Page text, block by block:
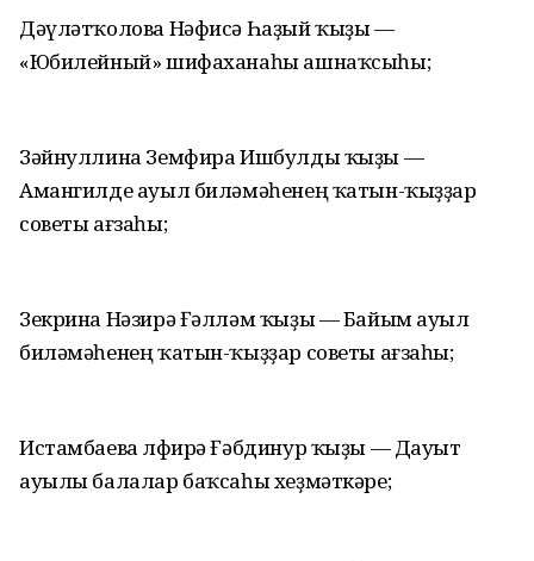
Дәүләтҡолова Нәфисә Һаҙый ҡыҙы —
«Юбилейный» шифаханаһы ашнаҡсыһы;
Зәйнуллина Земфира Ишбулды ҡыҙы —
Амангилде ауыл биләмәһенең ҡатын-ҡыҙҙар
советы ағзаһы;
Зекрина Нәзирә Ғәлләм ҡыҙы — Байым ауыл
биләмәһенең ҡатын-ҡыҙҙар советы ағзаһы;
Истамбаева Әлфирә Ғәбдинур ҡыҙы — Дауыт
ауылы балалар баҡсаһы хеҙмәткәре;